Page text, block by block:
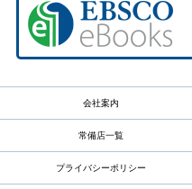
会社案内
常備店一覧
プライバシーポリシー